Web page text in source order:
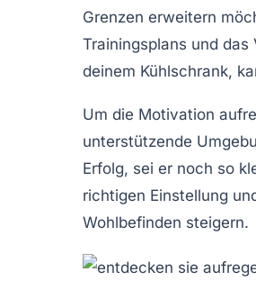
Grenzen erweitern
Trainingsplans und
deinem Kühlschrank,
Um die Motivation
unterstützende
Erfolg, sei er noch so
richtigen Einstellung
Wohlbefinden steigern.